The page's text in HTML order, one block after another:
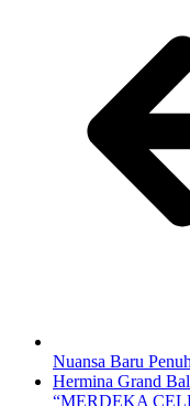
Nuansa Baru
Hermina Grand
“MERDEKA